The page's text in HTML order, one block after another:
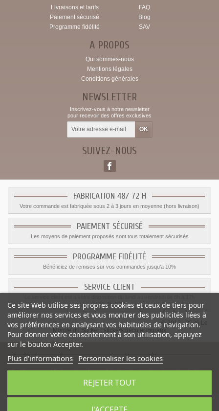
Livraisons et tarifs
Paiement sécurisé
Programme fidélité
FAQ
Blog
SAV
A PROPOS
Qui sommes-nous
Mentions légales
Conditions générales
NEWSLETTER
Inscrivez-vous à notre newsletter
pour recevoir des offres exclusives
SUIVEZ-NOUS
FABRICATION 48/ 72 H
Votre commande est fabriquée sous 2 à 3 jours en moyenne (hors livraison)
PAIEMENT SÉCURISÉ
Les moyens de paiement proposés sont tous totalement sécurisés
PROGRAMME FIDÉLITÉ
Bénéficiez de remises sur vos commandes jusqu'a 10%
SERVICE CLIENT
09.82.28.47.69.
© 2012 - 2026 Le
Monde du Sticker :
stickers déco et muraux
Sticker mural Pompier deco enfant-Catégorie:Pompier-Prix:
1.59€
Ce site Web utilise ses propres cookies et ceux de tiers pour
améliorer nos services et vous montrer des publicités liées à
vos préférences en analysant vos habitudes de navigation.
Pour donner votre consentement à son utilisation, appuyez
sur le bouton Accepter.
Plus d'informations Personnaliser les cookies
REJETER TOUT